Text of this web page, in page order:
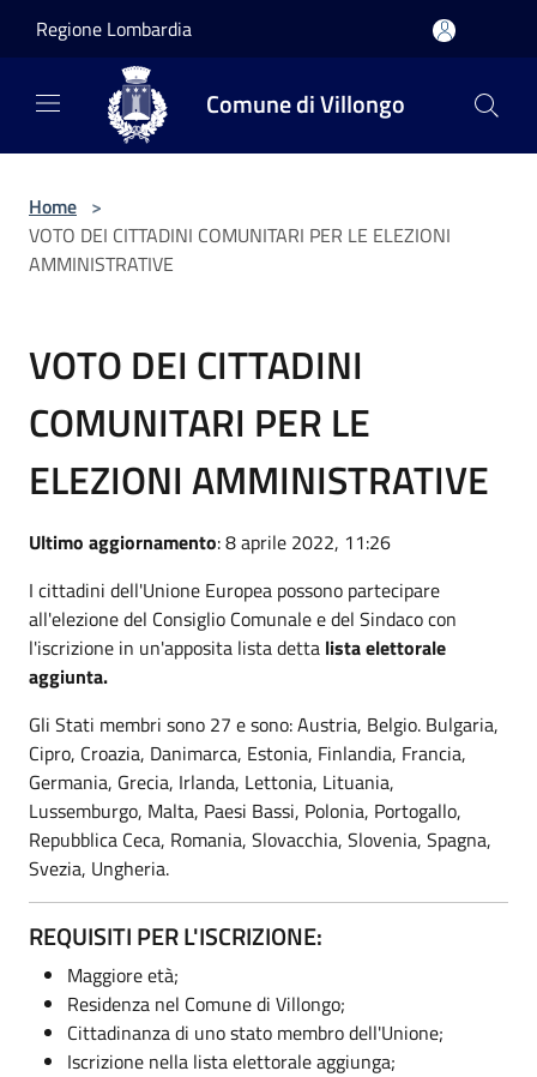
Regione Lombardia
Comune di Villongo
Home >
VOTO DEI CITTADINI COMUNITARI PER LE ELEZIONI
AMMINISTRATIVE
VOTO DEI CITTADINI
COMUNITARI PER LE
ELEZIONI AMMINISTRATIVE
Ultimo aggiornamento: 8 aprile 2022, 11:26
I cittadini dell'Unione Europea possono partecipare
all'elezione del Consiglio Comunale e del Sindaco con
l'iscrizione in un'apposita lista detta lista elettorale
aggiunta.
Gli Stati membri sono 27 e sono: Austria, Belgio. Bulgaria,
Cipro, Croazia, Danimarca, Estonia, Finlandia, Francia,
Germania, Grecia, Irlanda, Lettonia, Lituania,
Lussemburgo, Malta, Paesi Bassi, Polonia, Portogallo,
Repubblica Ceca, Romania, Slovacchia, Slovenia, Spagna,
Svezia, Ungheria.
REQUISITI PER L'ISCRIZIONE:
Maggiore età;
Residenza nel Comune di Villongo;
Cittadinanza di uno stato membro dell'Unione;
Iscrizione nella lista elettorale aggiunga;